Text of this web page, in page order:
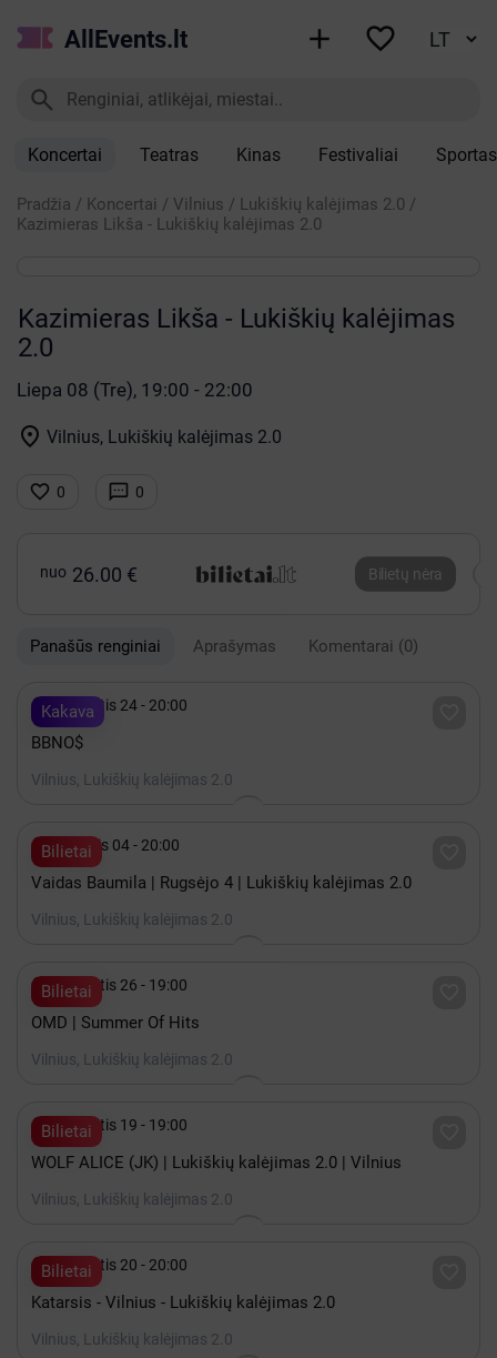
AllEvents.lt  

Koncertai Teatras Kinas Festivaliai Sportas
Pradžia / Koncertai / Vilnius / Lukiškių kalėjimas 2.0 /
Kazimieras Likša - Lukiškių kalėjimas 2.0
Kazimieras Likša - Lukiškių kalėjimas
2.0
Liepa 08 (Tre), 19:00 - 22:00
 Vilnius, Lukiškių kalėjimas 2.0
 0  0
nuo 26.00 € Bilietų nėra
Panašūs renginiai Aprašymas Komentarai (0)
Kakava
 Rugpjūtis 24 - 20:00
BBNO$
Vilnius, Lukiškių kalėjimas 2.0
Bilietai
 Rugsėjis 04 - 20:00
Vaidas Baumila | Rugsėjo 4 | Lukiškių kalėjimas 2.0
Vilnius, Lukiškių kalėjimas 2.0
Bilietai
 Rugpjūtis 26 - 19:00
OMD | Summer Of Hits
Vilnius, Lukiškių kalėjimas 2.0
Bilietai
 Rugpjūtis 19 - 19:00
WOLF ALICE (JK) | Lukiškių kalėjimas 2.0 | Vilnius
Vilnius, Lukiškių kalėjimas 2.0
Bilietai
 Rugpjūtis 20 - 20:00
Katarsis - Vilnius - Lukiškių kalėjimas 2.0
Vilnius, Lukiškių kalėjimas 2.0